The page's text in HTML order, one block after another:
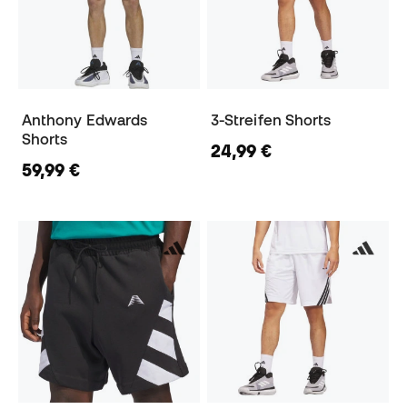
Anthony Edwards
Shorts
59,99 €
3-Streifen Shorts
24,99 €